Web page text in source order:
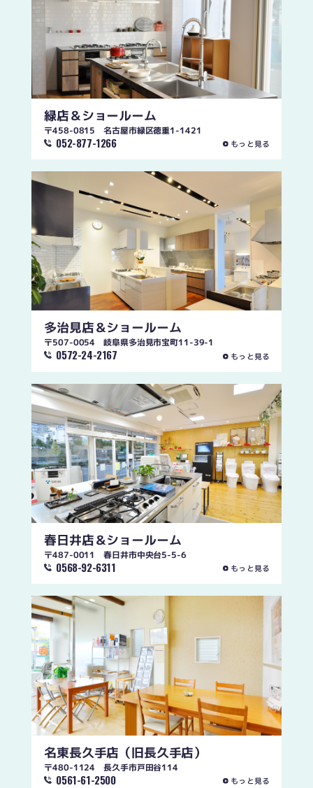
緑店＆ショールーム
〒458-0815 名古屋市緑区徳重1-1421
052-877-1266 もっと見る
多治見店＆ショールーム
〒507-0054 岐阜県多治見市宝町11-39-1
0572-24-2167 もっと見る
春日井店＆ショールーム
〒487-0011 春日井市中央台5-5-6
0568-92-6311 もっと見る
名東長久手店 （旧長久手店）
〒480-1124 長久手市戸田谷114
0561-61-2500 もっと見る